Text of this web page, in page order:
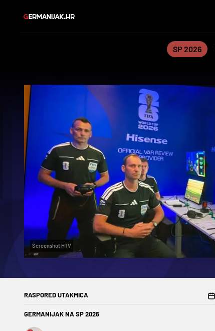
SP 2026
Screenshot HTV
RASPORED UTAKMICA
GERMANIJAK NA SP 2026